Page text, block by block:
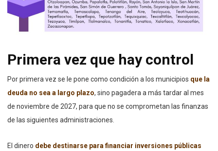
Primera vez que hay control
Por primera vez se le pone como condición a los municipios que la
deuda no sea a largo plazo, sino pagadera a más tardar al mes
de noviembre de 2027, para que no se comprometan las finanzas
de las siguientes administraciones.
El dinero debe destinarse para financiar inversiones públicas